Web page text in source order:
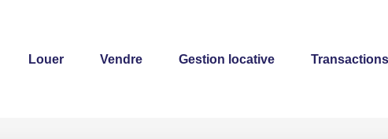
Louer Vendre Gestion locative